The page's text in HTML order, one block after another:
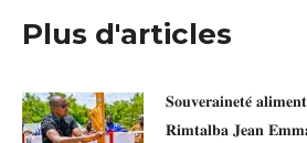
Plus d'articles
𝐒𝐨𝐮𝐯𝐞𝐫𝐚𝐢𝐧𝐞𝐭𝐞́
𝐑𝐢𝐦𝐭𝐚𝐥𝐛𝐚 𝐉𝐞𝐚𝐧